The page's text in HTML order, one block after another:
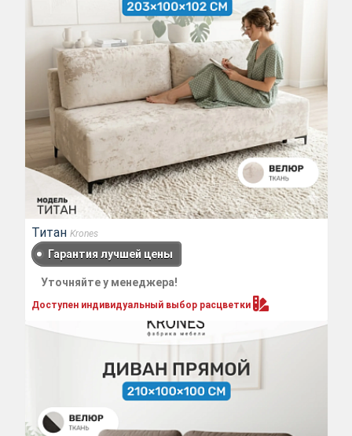
Титан Krones
Гарантия лучшей цены
Уточняйте у менеджера!
Доступен индивидуальный выбор расцветки